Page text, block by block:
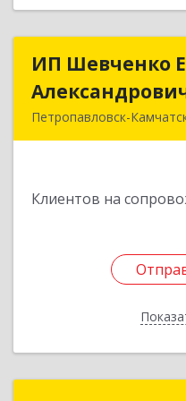
ИП Шевченко
Петропавловск-
Клиентов на
ИП